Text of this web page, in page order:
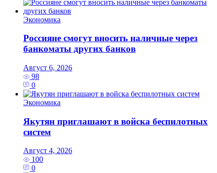
Экономика
Россияне смогут вносить наличные через
банкоматы других банков
Август 6, 2026
98
0
Экономика
Якутян приглашают в войска беспилотных
систем
Август 4, 2026
100
0